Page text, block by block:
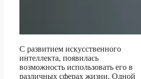
С развитием искусственного
интеллекта, появилась
возможность использовать его в
различных сферах жизни. Одной